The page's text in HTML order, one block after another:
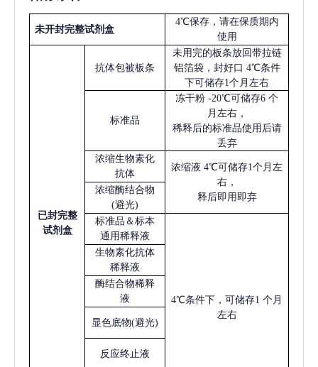
未开封完整试剂盒
4℃保存，请在保质期内
使用
已封完整
试剂盒
抗体包被板条
未用完的板条放回带拉链
铝箔袋，封好口 4℃条件
下可储存1个月左右
标准品
冻干粉 -20℃可储存6 个
月左右，
稀释后的标准品使用后请
丢弃
浓缩生物素化
抗体
浓缩液 4℃可储存1个月左
右，
释后即用即弃
浓缩酶结合物
(避光)
标准品＆标本
通用稀释液
4℃条件下，可储存1 个月
左右
生物素化抗体
稀释液
酶结合物稀释
液
显色底物(避光)
反应终止液